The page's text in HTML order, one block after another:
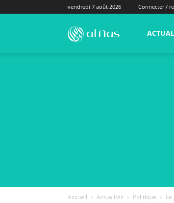
vendredi 7 août 2026 Connecter /
alNas.fr
Accueil Actualités Politique